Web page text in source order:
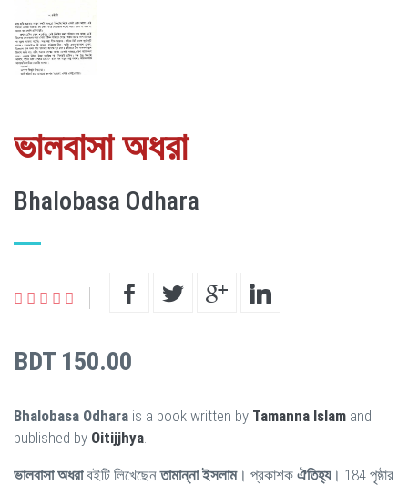
ভালবাসা অধরা
Bhalobasa Odhara
BDT 150.00
Bhalobasa Odhara is a book written by Tamanna Islam and
published by Oitijjhya
ভালবাসা অধরাবইটি লিখেছেনতামান্না ইসলাম। প্রকাশক ঐতিহ্য। 184 পৃষ্ঠার